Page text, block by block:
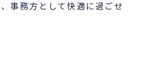
事務方として快適に過ごせ